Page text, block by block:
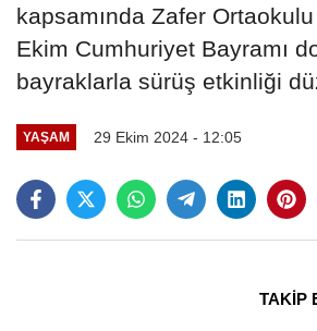
kapsamında Zafer
Ekim Cumhuriyet Bayramı
bayraklarla sürüş etkinliği
YAŞAM 29 Ekim 2024 - 12:05
TAKİP